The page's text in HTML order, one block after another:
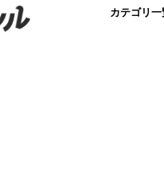
カテゴリ一